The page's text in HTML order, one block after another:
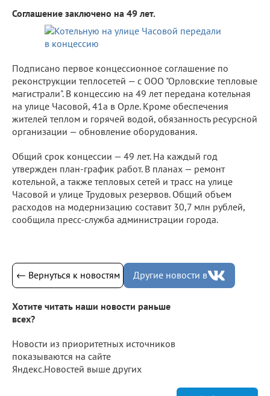
Соглашение заключено на 49 лет.
Подписано первое концессионное соглашение по
реконструкции теплосетей — с ООО "Орловские тепловые
магистрали". В концессию на 49 лет передана котельная
на улице Часовой, 41а в Орле. Кроме обеспечения
жителей теплом и горячей водой, обязанность ресурсной
организации — обновление оборудования.
Общий срок концессии — 49 лет. На каждый год
утвержден план-график работ. В планах — ремонт
котельной, а также тепловых сетей и трасс на улице
Часовой и улице Трудовых резервов. Общий объем
расходов на модернизацию составит 30,7 млн рублей,
сообщила пресс-служба администрации города.
← Вернуться к новостям Другие новости в
Хотите читать наши новости раньше
всех?
Новости из приоритетных источников
показываются на сайте
Яндекс.Новостей выше других